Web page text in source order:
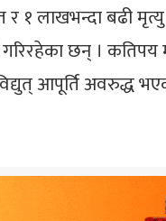
१ लाखभन्दा बढी
गरिरहेका छन् ।
आपूर्ति अवरुद्ध